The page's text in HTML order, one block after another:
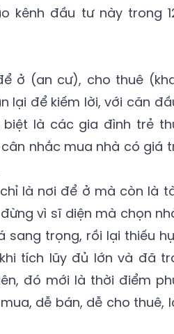
kênh đầu tư này trong
ở (an cư), cho thuê
lại để kiếm lời, với căn
biệt là các gia đình trẻ
nhắc mua nhà có giá
là nơi để ở mà còn là
vì sĩ diện mà chọn
sang trọng, rồi lại thiếu
tích lũy đủ lớn và đã
đó mới là thời điểm
dễ bán, dễ cho thuê,